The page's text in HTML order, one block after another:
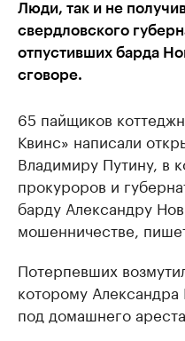
Люди, так и не
свердловского
отпустивших барда
сговоре.
65 пайщиков
Квинс» написали
Владимиру Путину, в
прокуроров и
барду Александру
мошенничестве,
Потерпевших
которому Александра
под домашнего ареста.